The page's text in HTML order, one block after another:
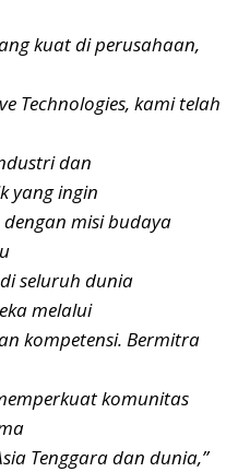
kuat di perusahaan,
Technologies, kami telah
dan
yang ingin
misi budaya
seluruh dunia
melalui
kompetensi. Bermitra
komunitas
Tenggara dan dunia,”